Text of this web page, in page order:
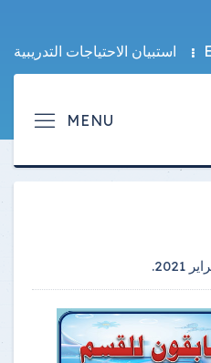
استبيان الاحتياجات التدريبية
.